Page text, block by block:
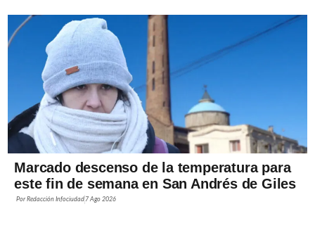
Marcado descenso de la temperatura para
este fin de semana en San Andrés de Giles
PorRedacción Infociudad 7 Ago 2026